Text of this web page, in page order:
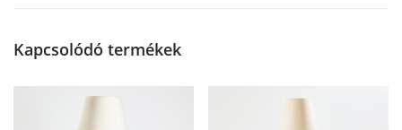
Kapcsolódó termékek